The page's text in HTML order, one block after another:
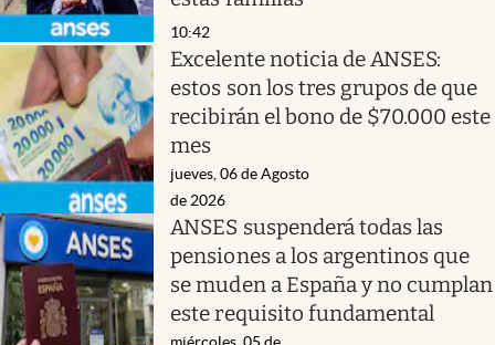
10:42
Excelente noticia de ANSES:
estos son los tres grupos de que
recibirán el bono de $70.000 este
mes
jueves, 06 de Agosto
de 2026
ANSES suspenderá todas las
pensiones a los argentinos que
se muden a España y no cumplan
este requisito fundamental